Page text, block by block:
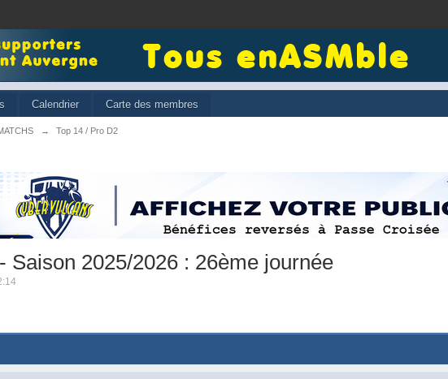
Calendrier Carte des membres
→ Top 14 / Pro D2
Saison 2025/2026 : 26ème journée